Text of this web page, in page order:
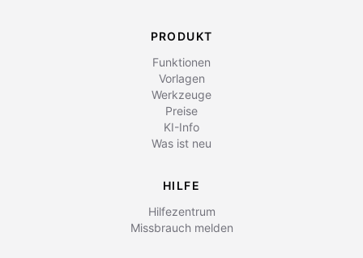
PRODUKT
Funktionen
Vorlagen
Werkzeuge
Preise
KI-Info
Was ist neu
HILFE
Hilfezentrum
Missbrauch melden